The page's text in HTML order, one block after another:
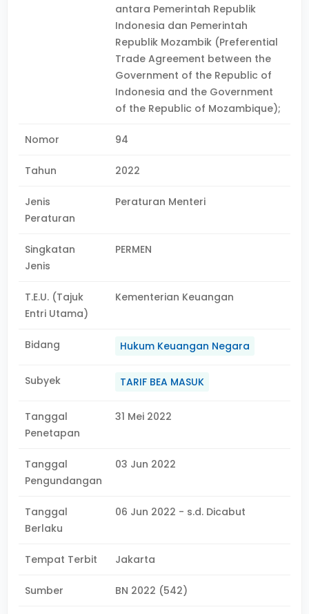
antara Pemerintah Republik
Indonesia dan Pemerintah
Republik Mozambik (Preferential
Trade Agreement between the
Government of the Republic of
Indonesia and the Government
of the Republic of Mozambique);
Nomor 94
Tahun 2022
Jenis
Peraturan
Peraturan Menteri
Singkatan
Jenis
PERMEN
T.E.U. (Tajuk
Entri Utama)
Kementerian Keuangan
Bidang Hukum Keuangan Negara
Subyek TARIF BEA MASUK
Tanggal
Penetapan
31 Mei 2022
Tanggal
Pengundangan
03 Jun 2022
Tanggal
Berlaku
06 Jun 2022 - s.d. Dicabut
Tempat Terbit Jakarta
Sumber BN 2022 (542)